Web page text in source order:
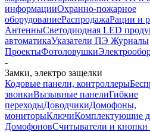
информацииОхранно-пожарное
оборудованиеРаспродажаРации и
АнтенныСветодиодная LED
автоматикаУказатели ПЭ Журналы
ПроектыФотоловушки
-
Замки, электро защелки
Кодовые панели, контроллеры
звонкиВызывные панелиГибкие
переходыДоводчикиДомофоны,
мониторыКлючиКомплектующие
ДомофоновСчитыватели и кнопки